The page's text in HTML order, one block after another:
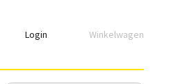
Login Winkelwagen